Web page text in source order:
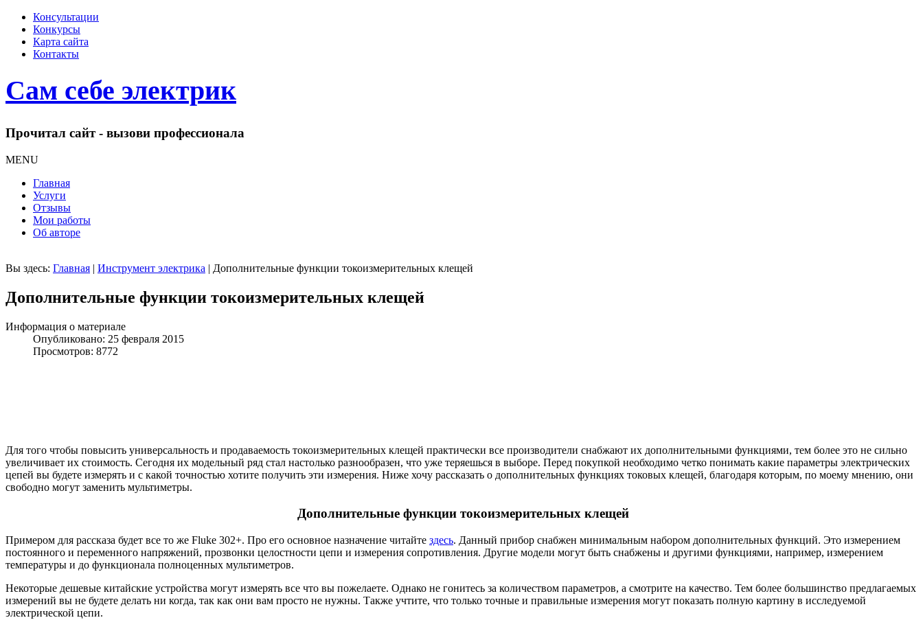
Консультации
Конкурсы
Карта сайта
Контакты
Сам себе электрик
Прочитал сайт - вызови профессионала
MENU
Главная
Услуги
Отзывы
Мои работы
Об авторе
Вы здесь: Главная | Инструмент электрика | Дополнительные функции токоизмерительных клещей
Дополнительные функции токоизмерительных клещей
Информация о материале
Опубликовано: 25 февраля 2015
Просмотров: 8772
Для того чтобы повысить универсальность и продаваемость токоизмерительных клещей практически все производители снабжают их дополнительными функциями, тем более это не сильно
увеличивает их стоимость. Сегодня их модельный ряд стал настолько разнообразен, что уже теряешься в выборе. Перед покупкой необходимо четко понимать какие параметры электрических
цепей вы будете измерять и с какой точностью хотите получить эти измерения. Ниже хочу рассказать о дополнительных функциях токовых клещей, благодаря которым, по моему мнению, они
свободно могут заменить мультиметры.
Дополнительные функции токоизмерительных клещей
Примером для рассказа будет все то же Fluke 302+. Про его основное назначение читайте здесь. Данный прибор снабжен минимальным набором дополнительных функций. Это измерением
постоянного и переменного напряжений, прозвонки целостности цепи и измерения сопротивления. Другие модели могут быть снабжены и другими функциями, например, измерением
температуры и до функционала полноценных мультиметров.
Некоторые дешевые китайские устройства могут измерять все что вы пожелаете. Однако не гонитесь за количеством параметров, а смотрите на качество. Тем более большинство предлагаемых
измерений вы не будете делать ни когда, так как они вам просто не нужны. Также учтите, что только точные и правильные измерения могут показать полную картину в исследуемой
электрической цепи.